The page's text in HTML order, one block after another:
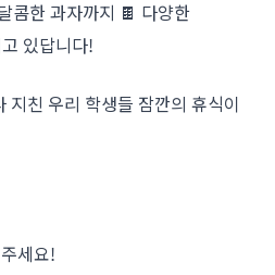
콤한 과자까지 🍫 다양한
있답니다!
지친 우리 학생들 잠깐의 휴식이
세요!